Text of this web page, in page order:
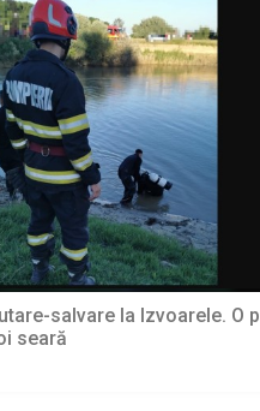
salvare la Izvoarele. O
seară